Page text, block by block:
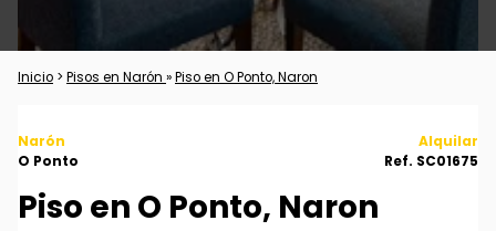
Inicio > Pisos en Narón »Piso en O Ponto, Naron
Narón
O Ponto
Alquilar
Ref. SC01675
Piso en O Ponto, Naron